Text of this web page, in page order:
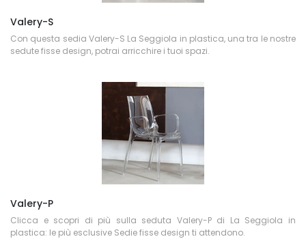
Valery-S
Con questa sedia Valery-S La Seggiola in plastica, una tra le nostre
sedute fisse design, potrai arricchire i tuoi spazi.
Valery-P
Clicca e scopri di più sulla seduta Valery-P di La Seggiola in
plastica: le più esclusive Sedie fisse design ti attendono.